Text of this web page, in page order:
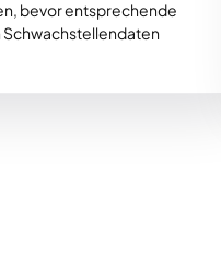
bevor entsprechende